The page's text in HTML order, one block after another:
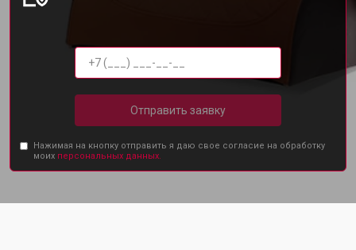
Отправить заявку
Нажимая на кнопку отправить я даю свое согласие на обработку
моих персональных данных.